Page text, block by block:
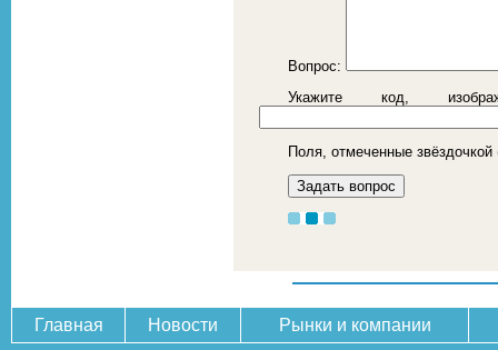
Вопрос:
Укажите код,
Поля, отмеченные звёздочкой
Главная Новости Рынки и компании